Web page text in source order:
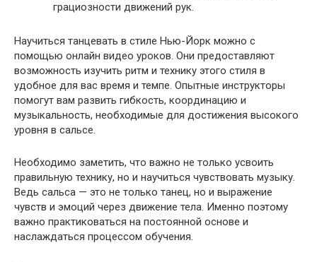
грациозности движений рук.
Научиться танцевать в стиле Нью-Йорк можно с
помощью онлайн видео уроков. Они предоставляют
возможность изучить ритм и технику этого стиля в
удобное для вас время и темпе. Опытные инструкторы
помогут вам развить гибкость, координацию и
музыкальность, необходимые для достижения высокого
уровня в сальсе.
Необходимо заметить, что важно не только усвоить
правильную технику, но и научиться чувствовать музыку.
Ведь сальса — это не только танец, но и выражение
чувств и эмоций через движение тела. Именно поэтому
важно практиковаться на постоянной основе и
наслаждаться процессом обучения.